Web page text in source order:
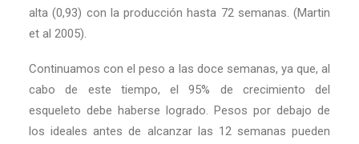
alta (0,93) con la producción hasta 72 semanas. (Martin
et al 2005).
Continuamos con el peso a las doce semanas, ya que, al
cabo de este tiempo, el 95% de crecimiento del
esqueleto debe haberse logrado. Pesos por debajo de
los ideales antes de alcanzar las 12 semanas pueden